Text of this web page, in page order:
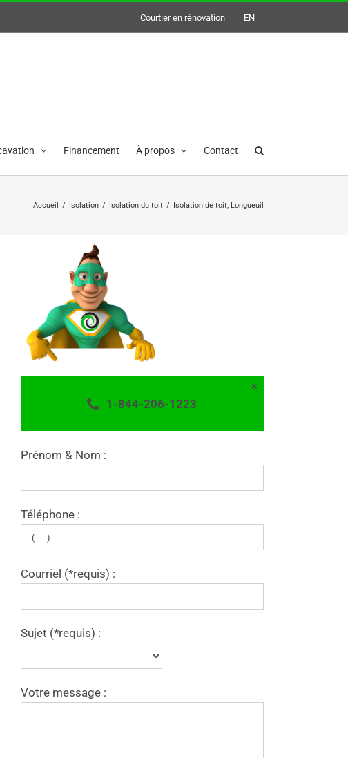
Courtier en rénovation EN
Financement À propos Contact
Accueil / Isolation / Isolation du toit / Isolation de toit, Longueuil
×
1-844-206-1223
Prénom & Nom :
Téléphone :
Courriel (*requis) :
Sujet (*requis) :
Votre message :